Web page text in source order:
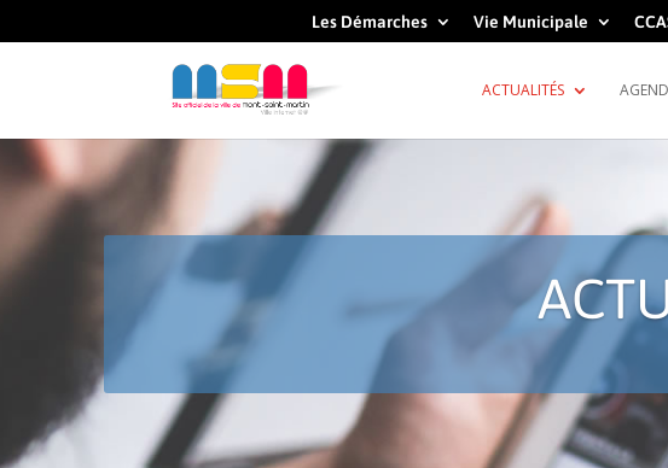
Les Démarches Vie Municipale
ACTUALITÉS